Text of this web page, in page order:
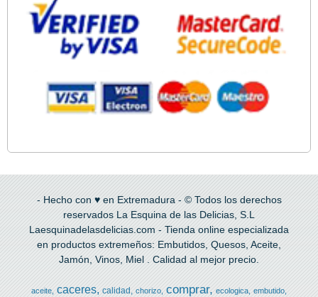
- Hecho con ♥ en Extremadura - © Todos los derechos
reservados La Esquina de las Delicias, S.L
Laesquinadelasdelicias.com - Tienda online especializada
en productos extremeños: Embutidos, Quesos, Aceite,
Jamón, Vinos, Miel . Calidad al mejor precio.
aceite caceres calidad chorizo comprar ecologica embutido